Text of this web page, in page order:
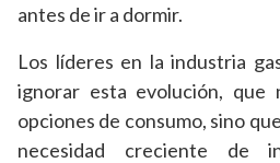
antes de ir a dormir.
Los líderes en la industria
ignorar esta evolución, que
opciones de consumo, sino
necesidad creciente de